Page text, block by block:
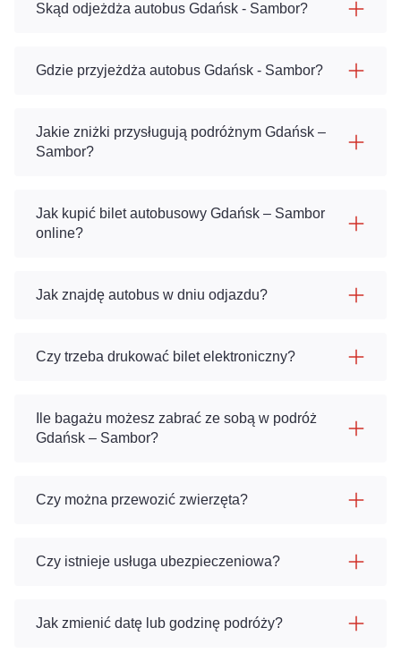
Skąd odjeżdża autobus Gdańsk - Sambor?
Gdzie przyjeżdża autobus Gdańsk - Sambor?
Jakie zniżki przysługują podróżnym Gdańsk –
Sambor?
Jak kupić bilet autobusowy Gdańsk – Sambor
online?
Jak znajdę autobus w dniu odjazdu?
Czy trzeba drukować bilet elektroniczny?
Ile bagażu możesz zabrać ze sobą w podróż
Gdańsk – Sambor?
Czy można przewozić zwierzęta?
Czy istnieje usługa ubezpieczeniowa?
Jak zmienić datę lub godzinę podróży?